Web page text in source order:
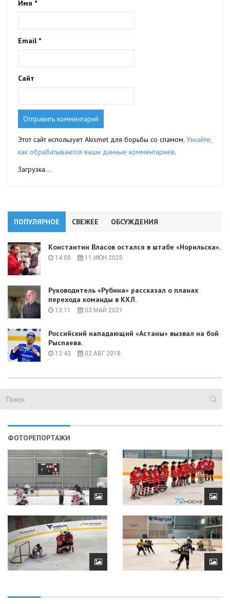
Имя *
Email *
Сайт
Этот сайт использует Akismet для борьбы со спамом. Узнайте,
как обрабатываются ваши данные комментариев.
Загрузка...
ПОПУЛЯРНОЕ СВЕЖЕЕ ОБСУЖДЕНИЯ
Константин Власов остался в штабе «Норильска».
14:08 11 ИЮН 2025
Руководитель «Рубина» рассказал о планах
перехода команды в КХЛ.
13:11 03 МАЙ 2021
Российский нападающий «Астаны» вызвал на бой
Рыспаева.
13:43 02 АВГ 2018
ФОТОРЕПОРТАЖИ